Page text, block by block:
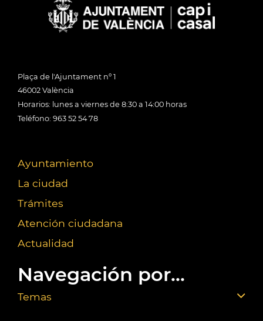
Plaça de l'Ajuntament nº 1
46002 València
Horarios: lunes a viernes de 8:30 a 14:00 horas
Teléfono: 963 52 54 78
Ayuntamiento
La ciudad
Trámites
Atención ciudadana
Actualidad
Navegación por...
Temas